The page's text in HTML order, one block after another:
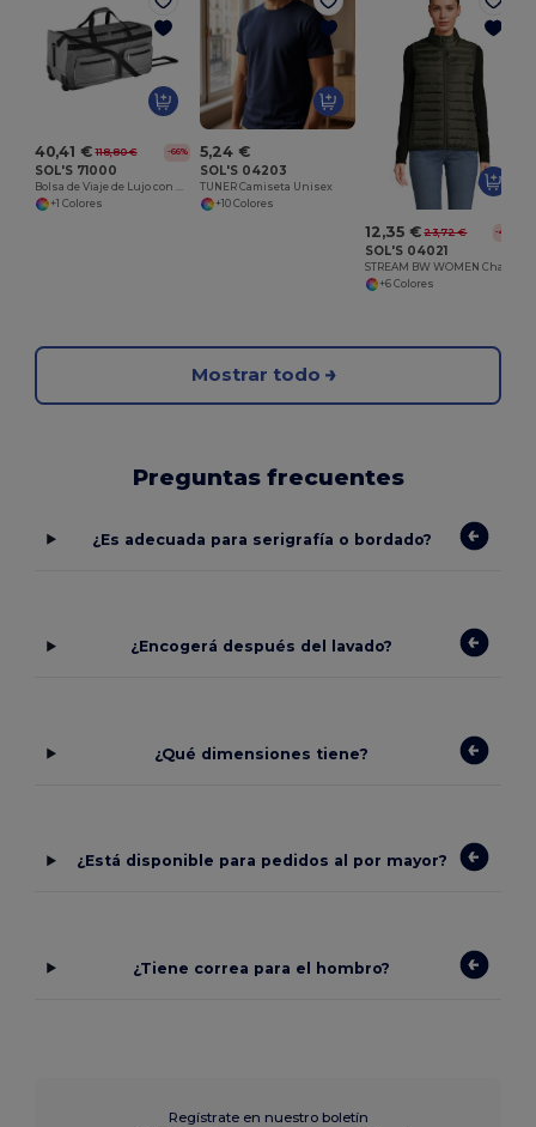
40,41 € 118,80 € -66%
SOL'S 71000
+1 Colores
5,24 €
SOL'S 04203
TUNER Camiseta Unisex
+10 Colores
12,35 € 23,72 € -48%
SOL'S 04021
+6 Colores
Mostrar todo
Preguntas frecuentes
¿Es adecuada para serigrafía o bordado?
¿Encogerá después del lavado?
¿Qué dimensiones tiene?
¿Está disponible para pedidos al por mayor?
¿Tiene correa para el hombro?
Regístrate en nuestro boletín